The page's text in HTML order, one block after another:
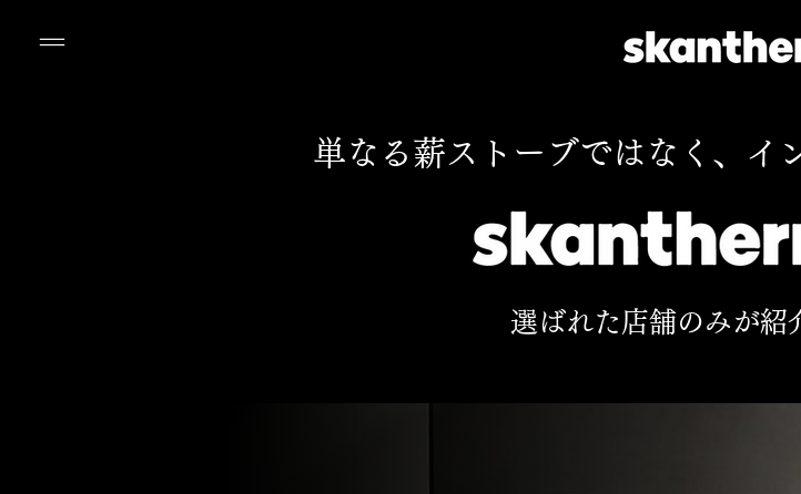
単なる薪ストーブではなく、イ
選ばれた店舗のみが紹